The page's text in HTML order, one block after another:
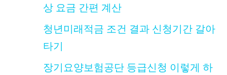
상 요금 간편 계산
청년미래적금 조건 결과 신청기간 갈아
타기
장기요양보험공단 등급신청 이렇게 하